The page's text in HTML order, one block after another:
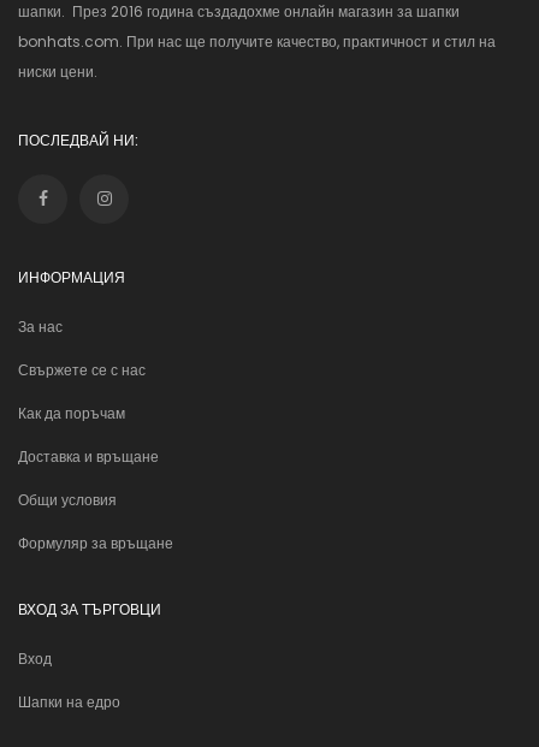
шапки. През 2016 година създадохме онлайн магазин за шапки
bonhats.com. При нас ще получите качество, практичност и стил на
ниски цени.
ПОСЛЕДВАЙ НИ:
ИНФОРМАЦИЯ
За нас
Свържете се с нас
Как да поръчам
Доставка и връщане
Общи условия
Формуляр за връщане
ВХОД ЗА ТЪРГОВЦИ
Вход
Шапки на едро